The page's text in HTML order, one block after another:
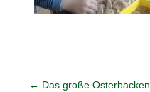
← Das große Osterbacken